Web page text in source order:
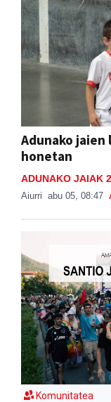
Adunako
honetan
ADUNAKO JAIAK
Aiurri abu 05, 08:47
Komunitatea